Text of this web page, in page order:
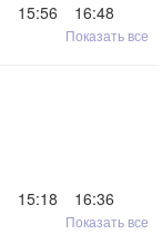
15:56
16:48
Показать все
15:18
16:36
Показать все